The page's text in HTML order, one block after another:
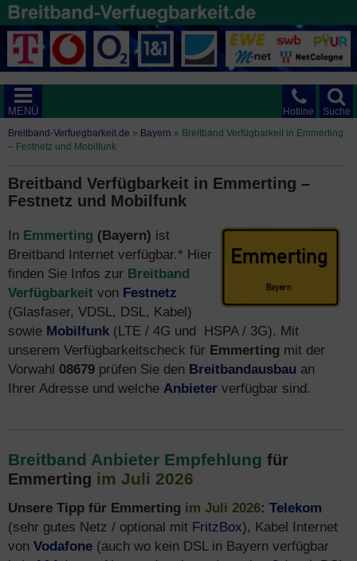
Suche
Hotline
MENÜ
Breitband-Verfuegbarkeit.de » Bayern » Breitband Verfügbarkeit in Emmerting
– Festnetz und Mobilfunk
Breitband Verfügbarkeit in Emmerting –
Festnetz und Mobilfunk
In Emmerting (Bayern) ist
Breitband Internet verfügbar.* Hier
finden Sie Infos zur Breitband
Verfügbarkeit von Festnetz
(Glasfaser, VDSL, DSL, Kabel)
sowie Mobilfunk (LTE / 4G und HSPA / 3G). Mit
unserem Verfügbarkeitscheck für Emmerting mit der
Vorwahl 08679 prüfen Sie den Breitbandausbau an
Ihrer Adresse und welche Anbieter verfügbar sind.
Breitband Anbieter Empfehlung für
Emmerting im Juli 2026
Unsere Tipp für Emmerting im Juli 2026: Telekom
(sehr gutes Netz / optional mit FritzBox), Kabel Internet
von Vodafone (auch wo kein DSL in Bayern verfügbar